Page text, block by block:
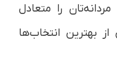
را متعادل
بهترین انتخاب‌ها